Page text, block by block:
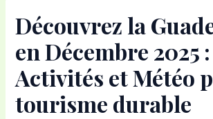
Découvrez la
en Décembre 2025
Activités et Météo
tourisme durable